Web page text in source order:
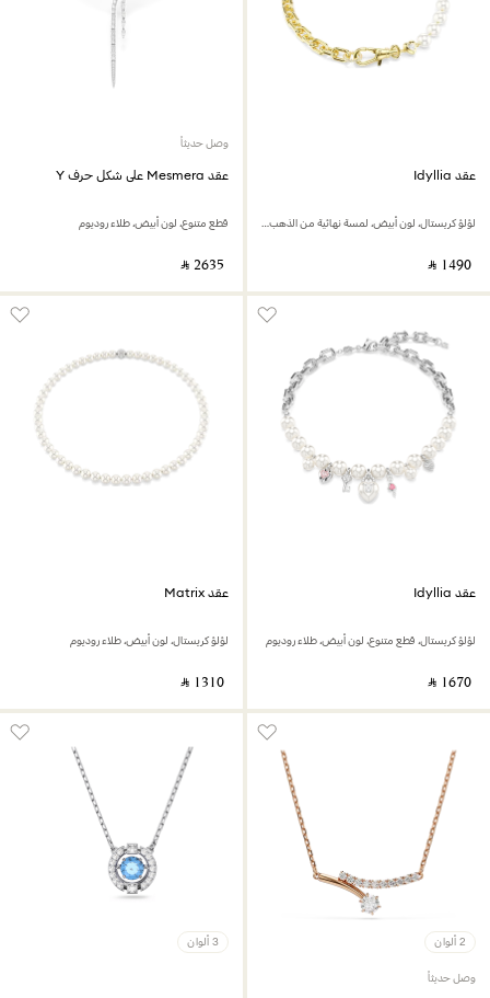
عقد Idyllia
لؤلؤ كريستال، لون أبيض، لمسة نهائية من الذهب عيار 18 قيراط
‎ ⃁ ⁦1490⁩ ‎
وصل حديثاً
عقد Mesmera على شكل حرف Y
قطع متنوع، لون أبيض، طلاء روديوم
‎ ⃁ ⁦2635⁩ ‎
عقد Idyllia
لؤلؤ كريستال، قطع متنوع، لون أبيض، طلاء روديوم
‎ ⃁ ⁦1670⁩ ‎
عقد Matrix
لؤلؤ كريستال، لون أبيض، طلاء روديوم
‎ ⃁ ⁦1310⁩ ‎
2 ألوان
وصل حديثاً
3 ألوان